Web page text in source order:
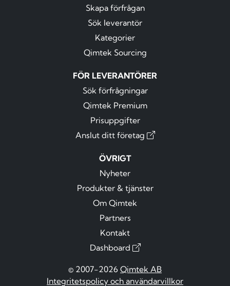
Skapa förfrågan
Sök leverantör
Kategorier
Qimtek Sourcing
FÖR LEVERANTÖRER
Sök förfrågningar
Qimtek Premium
Prisuppgifter
Anslut ditt företag
ÖVRIGT
Nyheter
Produkter & tjänster
Om Qimtek
Partners
Kontakt
Dashboard
© 2007-2026 Qimtek AB
Integritetspolicy och användarvillkor